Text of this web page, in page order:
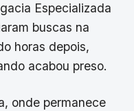
Especializada
buscas na
horas depois,
acabou preso.
onde permanece